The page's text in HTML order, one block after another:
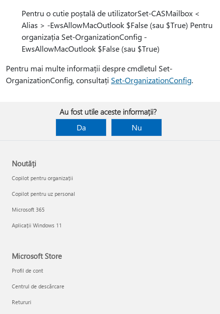
Pentru o cutie poștală de utilizatorSet-CASMailbox <
Alias > -EwsAllowMacOutlook $False (sau $True) Pentru
organizația Set-OrganizationConfig -
EwsAllowMacOutlook $False (sau $True)
Pentru mai multe informații despre cmdletul Set-
OrganizationConfig, consultați Set-OrganizationConfig.
Au fost utile aceste informații?
Da
Nu
Noutăți
Copilot pentru organizații
Copilot pentru uz personal
Microsoft 365
Aplicații Windows 11
Microsoft Store
Profil de cont
Centrul de descărcare
Retururi